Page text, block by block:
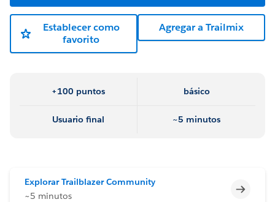
Establecer como
favorito
Agregar a Trailmix
+100 puntos básico
Usuario final ~5 minutos
Explorar Trailblazer Community
~5 minutos